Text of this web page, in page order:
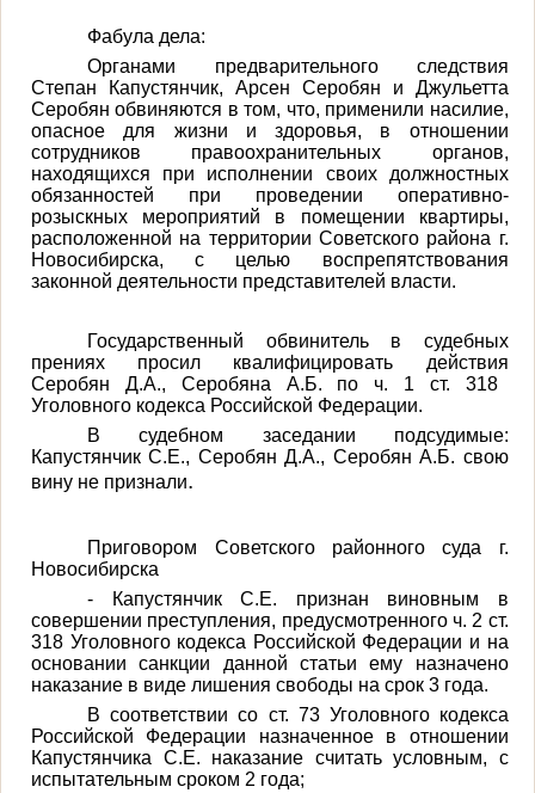
Фабула дела:
Органами предварительного следствия
Степан Капустянчик, Арсен Серобян и Джульетта
Серобян обвиняются в том, что, применили насилие,
опасное для жизни и здоровья, в отношении
сотрудников правоохранительных органов,
находящихся при исполнении своих должностных
обязанностей при проведении оперативно-
розыскных мероприятий в помещении квартиры,
расположенной на территории Советского района г.
Новосибирска, с целью воспрепятствования
законной деятельности представителей власти.
Государственный обвинитель в судебных
прениях просил квалифицировать действия
Серобян Д.А., Серобяна А.Б. по ч. 1 ст. 318
Уголовного кодекса Российской Федерации.
В судебном заседании подсудимые:
Капустянчик С.Е., Серобян Д.А., Серобян А.Б. свою
вину не признали.
Приговором Советского районного суда г.
Новосибирска
-
Капустянчик С.Е. признан виновным в
совершении преступления, предусмотренного ч. 2 ст.
318 Уголовного кодекса Российской Федерации и на
основании санкции данной статьи ему назначено
наказание в виде лишения свободы на срок 3 года.
В соответствии со ст. 73 Уголовного кодекса
Российской Федерации назначенное в отношении
Капустянчика С.Е. наказание считать условным, с
испытательным сроком 2 года;